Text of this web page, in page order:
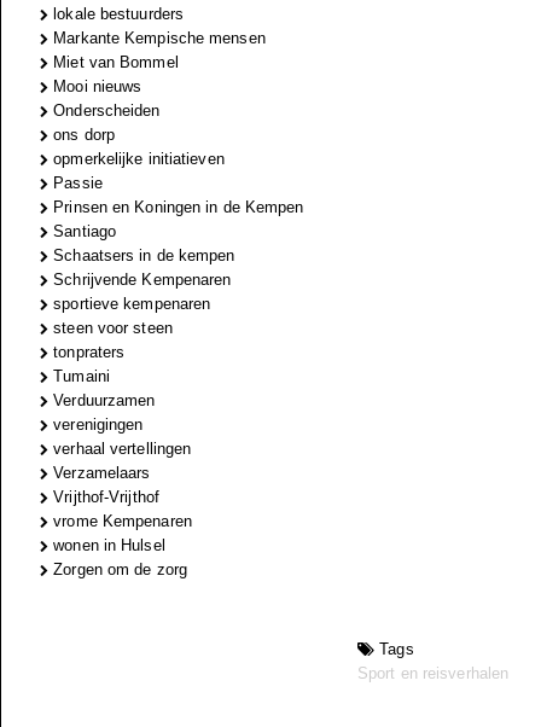
lokale bestuurders
Markante Kempische mensen
Miet van Bommel
Mooi nieuws
Onderscheiden
ons dorp
opmerkelijke initiatieven
Passie
Prinsen en Koningen in de Kempen
Santiago
Schaatsers in de kempen
Schrijvende Kempenaren
sportieve kempenaren
steen voor steen
tonpraters
Tumaini
Verduurzamen
verenigingen
verhaal vertellingen
Verzamelaars
Vrijthof-Vrijthof
vrome Kempenaren
wonen in Hulsel
Zorgen om de zorg
Tags
Sport en reisverhalen